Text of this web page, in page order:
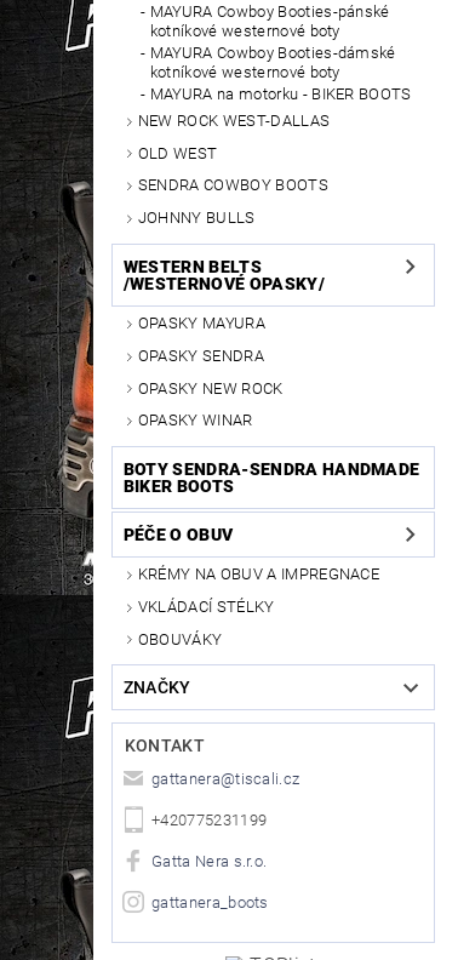
MAYURA Cowboy Booties-pánské
kotníkové westernové boty
MAYURA Cowboy Booties-dámské
kotníkové westernové boty
MAYURA na motorku - BIKER BOOTS
NEW ROCK WEST-DALLAS
OLD WEST
SENDRA COWBOY BOOTS
JOHNNY BULLS
WESTERN BELTS
/WESTERNOVÉ OPASKY/
OPASKY MAYURA
OPASKY SENDRA
OPASKY NEW ROCK
OPASKY WINAR
BOTY SENDRA-SENDRA HANDMADE
BIKER BOOTS
PÉČE O OBUV
KRÉMY NA OBUV A IMPREGNACE
VKLÁDACÍ STÉLKY
OBOUVÁKY
ZNAČKY
KONTAKT
gattanera@tiscali.cz
+420775231199
Gatta Nera s.r.o.
gattanera_boots